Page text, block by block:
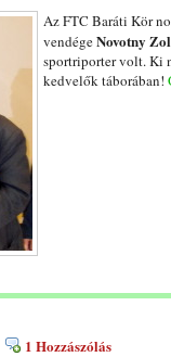
Az FTC Baráti Kör
vendégeNovotny
sportriporter volt. Ki
kedvelők táborában!
1 Hozzászólás